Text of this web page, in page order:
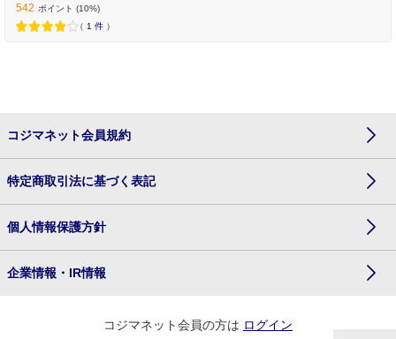
542 ポイント (10%)
（ 1 件 ）
コジマネット会員規約
特定商取引法に基づく表記
個人情報保護方針
企業情報・IR情報
コジマネット会員の方は ログイン